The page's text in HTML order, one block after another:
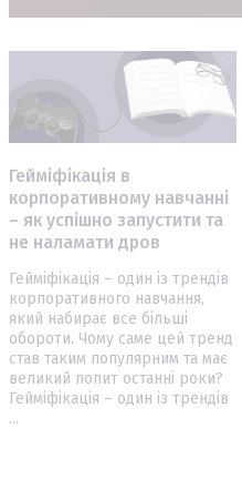
Гейміфікація в
корпоративному навчанні
– як успішно запустити та
не наламати дров
Гейміфікація – один із трендів
корпоративного навчання,
який набирає все більші
обороти. Чому саме цей тренд
став таким популярним та має
великий попит останні роки?
Гейміфікація – один із трендів
...